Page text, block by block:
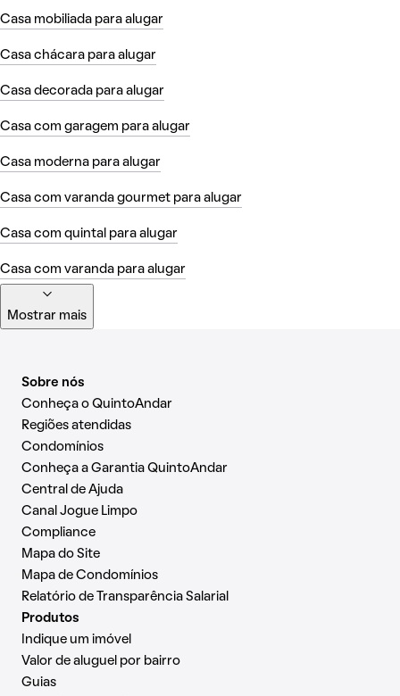
Casa mobiliada para alugar
Casa chácara para alugar
Casa decorada para alugar
Casa com garagem para alugar
Casa moderna para alugar
Casa com varanda gourmet para alugar
Casa com quintal para alugar
Casa com varanda para alugar
Mostrar mais
Sobre nós
Conheça o QuintoAndar
Regiões atendidas
Condomínios
Conheça a Garantia QuintoAndar
Central de Ajuda
Canal Jogue Limpo
Compliance
Mapa do Site
Mapa de Condomínios
Relatório de Transparência Salarial
Produtos
Indique um imóvel
Valor de aluguel por bairro
Guias